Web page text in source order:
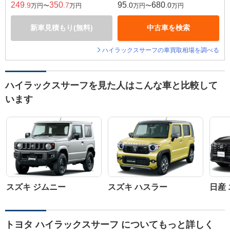
249 .9万円〜350 .7万円
新車見積もり(無料)
95 .0万円〜680 .0万円
中古車を検索
ハイラックスサーフの車買取相場を調べる
ハイラックスサーフを見た人はこんな車と比較して
います
スズキ ジムニー スズキ ハスラー 日産
トヨタ ハイラックスサーフ についてもっと詳しく